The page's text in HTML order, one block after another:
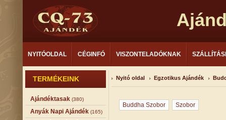
NYITÓOLDAL CÉGINFÓ VISZONTELADÓKNAK
TERMÉKEINK
Ajándéktasak (380)
Anyák Napi Ajándék (165)
Nyitó oldal Egzotikus Ajándék
Buddha Szobor Szobor